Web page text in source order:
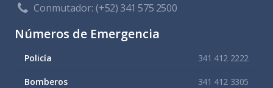
Conmutador:(+52) 341 575 2500
Números de Emergencia
Policía 341 412 2222
Bomberos 341 412 3305